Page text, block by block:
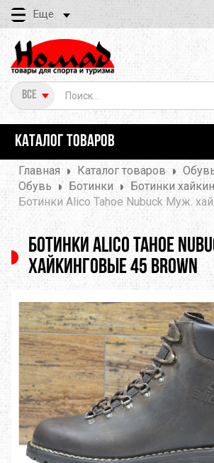
Еще
Все
КАТАЛОГ ТОВАРОВ
Главная Каталог товаров
Обувь
Ботинки
Ботинки
Ботинки Alico Tahoe Nubuck Муж.
Ботинки Alico Tahoe
хайкинговые 45 brown